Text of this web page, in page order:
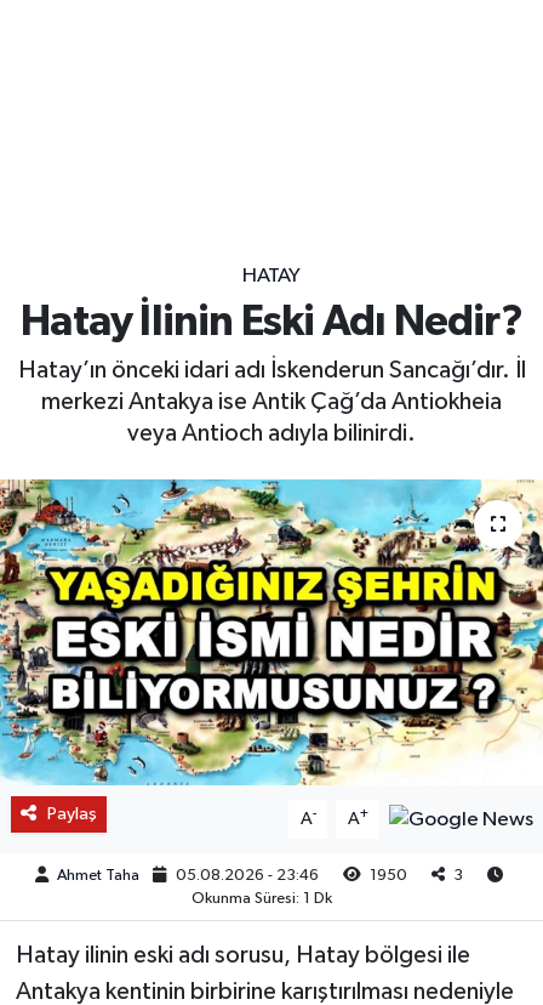
HATAY
Hatay İlinin Eski Adı Nedir?
Hatay’ın önceki idari adı İskenderun Sancağı’dır. İl
merkezi Antakya ise Antik Çağ’da Antiokheia
veya Antioch adıyla bilinirdi.
Paylaş A- A+
Ahmet Taha 05.08.2026 - 23:46 1950
3
Okunma Süresi: 1 Dk
Hatay ilinin eski adı sorusu, Hatay bölgesi ile
Antakya kentinin birbirine karıştırılması nedeniyle